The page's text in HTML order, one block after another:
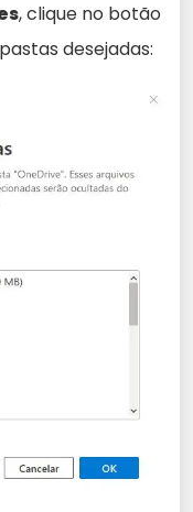
, clique no botão
desejadas: